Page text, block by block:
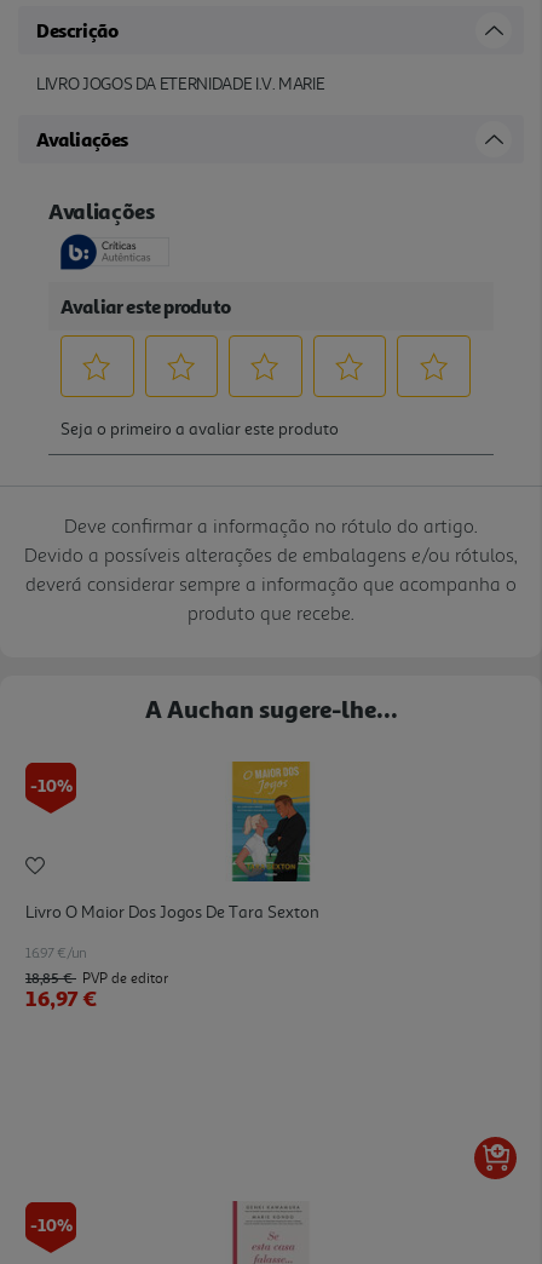
Descrição
LIVRO JOGOS DA ETERNIDADE I.V. MARIE
Avaliações
Deve confirmar a informação no rótulo do artigo.
Devido a possíveis alterações de embalagens e/ou rótulos,
deverá considerar sempre a informação que acompanha o
produto que recebe.
A Auchan sugere-lhe...
-10%
Livro O Maior Dos Jogos De Tara Sexton
16.97 €/un
18,85 € PVP de editor
16,97 €
-10%